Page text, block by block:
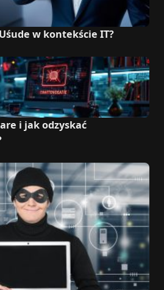
w kontekście IT?
i jak odzyskać